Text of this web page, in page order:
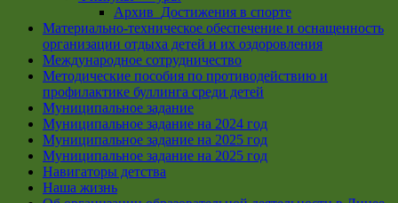
Архив_Достижения в спорте
Материально-техническое обеспечение и оснащенность
организации отдыха детей и их оздоровления
Международное сотрудничество
Методические пособия по противодействию и
профилактике буллинга среди детей
Муниципальное задание
Муниципальное задание на 2024 год
Муниципальное задание на 2025 год
Муниципальное задание на 2025 год
Навигаторы детства
Наша жизнь